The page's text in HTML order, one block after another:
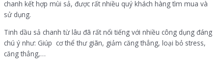
chanh kết hợp mùi sả, được rất nhiều quý khách hàng tìm mua và
sử dụng.
Tinh dầu sả chanh từ lâu đã rất nổi tiếng với nhiều công dụng đáng
chú ý như: Giúp cơ thể thư giãn, giảm căng thẳng, loại bỏ stress,
căng thẳng,…